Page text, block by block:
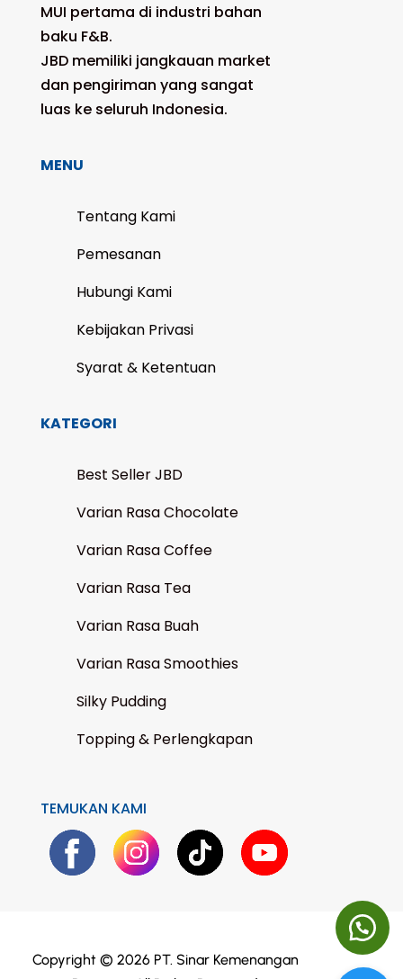
MUI pertama di industri bahan
baku F&B.
JBD memiliki jangkauan market
dan pengiriman yang sangat
luas ke seluruh Indonesia.
MENU
Tentang Kami
Pemesanan
Hubungi Kami
Kebijakan Privasi
Syarat & Ketentuan
KATEGORI
Best Seller JBD
Varian Rasa Chocolate
Varian Rasa Coffee
Varian Rasa Tea
Varian Rasa Buah
Varian Rasa Smoothies
Silky Pudding
Topping & Perlengkapan
TEMUKAN KAMI
Copyright © 2026 PT. Sinar Kemenangan